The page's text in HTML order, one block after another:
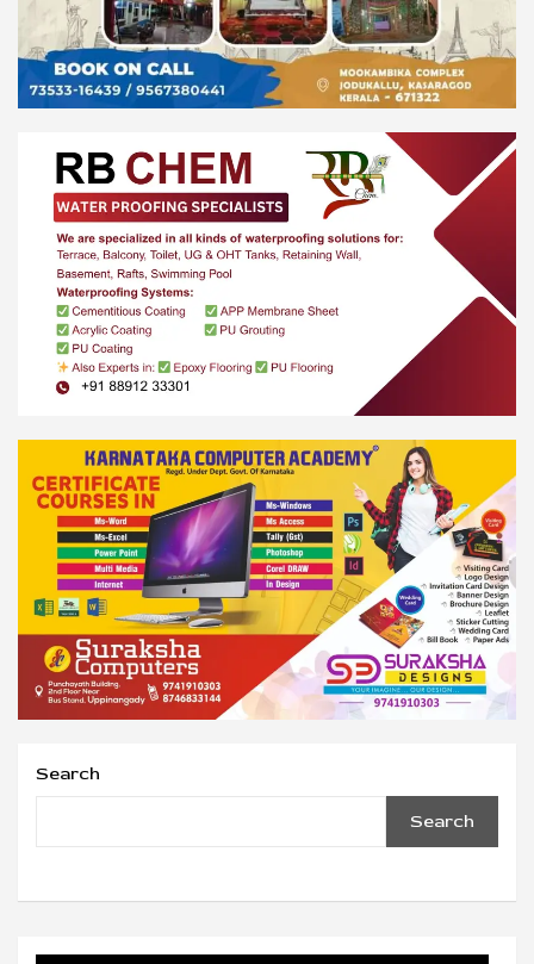
Search
Search